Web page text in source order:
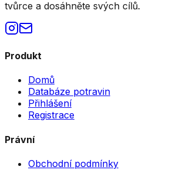
tvůrce a dosáhněte svých cílů.
Produkt
Domů
Databáze potravin
Přihlášení
Registrace
Právní
Obchodní podmínky